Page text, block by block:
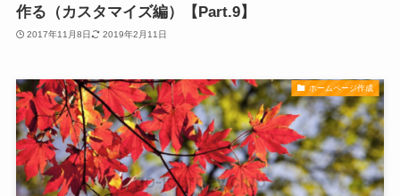
作る（カスタマイズ編）【Part.9】
2017年11月8日 2019年2月11日
ホームページ作成